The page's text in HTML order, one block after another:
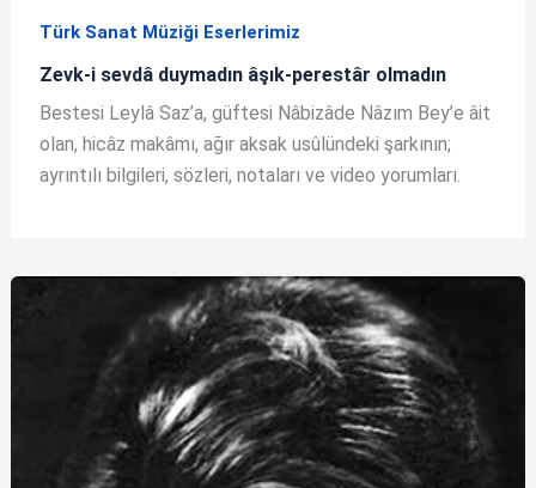
Türk Sanat Müziği Eserlerimiz
Zevk-i sevdâ duymadın âşık-perestâr olmadın
Bestesi Leylâ Saz’a, güftesi Nâbizâde Nâzım Bey’e âit
olan, hicâz makâmı, ağır aksak usûlündeki şarkının;
ayrıntılı bilgileri, sözleri, notaları ve video yorumları.